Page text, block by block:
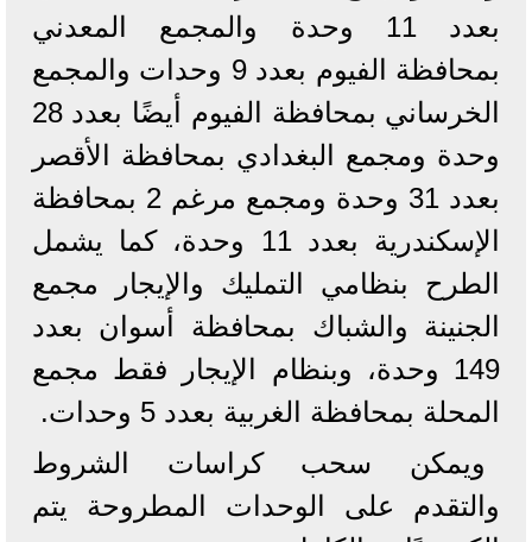
بعدد 11 وحدة والمجمع المعدني
بمحافظة الفيوم بعدد 9 وحدات والمجمع
الخرساني بمحافظة الفيوم أيضًا بعدد 28
وحدة ومجمع البغدادي بمحافظة الأقصر
بعدد 31 وحدة ومجمع مرغم 2 بمحافظة
الإسكندرية بعدد 11 وحدة، كما يشمل
الطرح بنظامي التمليك والإيجار مجمع
الجنينة والشباك بمحافظة أسوان بعدد
149 وحدة، وبنظام الإيجار فقط مجمع
المحلة بمحافظة الغربية بعدد 5 وحدات.
ويمكن سحب كراسات الشروط
والتقدم على الوحدات المطروحة يتم